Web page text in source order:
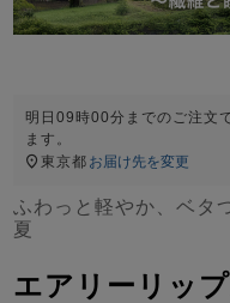
すべてのキッ
パジャマ
明日09時00分 までのご注文
ます。
東京都 お届け先を変更
ふわっと軽やか、ベタ
夏
エアリーリッ